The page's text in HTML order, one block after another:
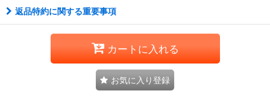
返品特約に関する重要事項
カートに入れる
お気に入り登録